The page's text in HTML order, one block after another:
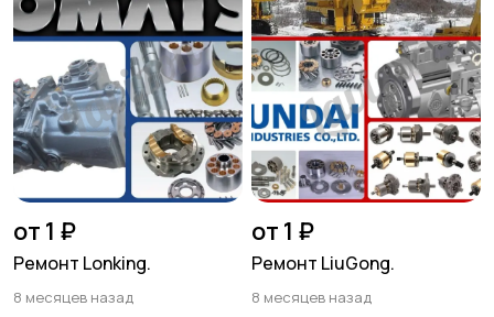
от 1 ₽
Ремонт Lonking.
8 месяцев назад
от 1 ₽
Ремонт LiuGong.
8 месяцев назад